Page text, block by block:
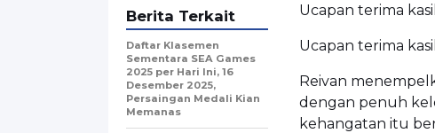
Ucapan terima
Ucapan terima
Reivan
dengan penuh
kehangatan itu
Berita Terkait
Daftar Klasemen
Sementara SEA Games
2025 per Hari Ini, 16
Desember 2025,
Persaingan Medali Kian
Memanas